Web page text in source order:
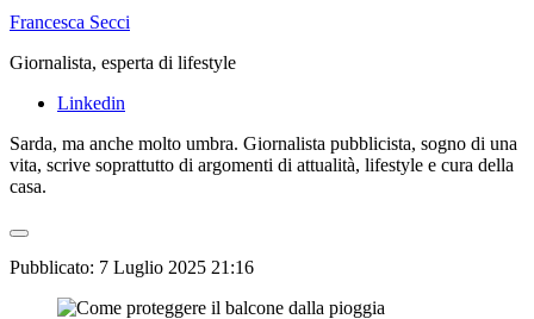
Francesca Secci
Giornalista, esperta di lifestyle
Linkedin
Sarda, ma anche molto umbra. Giornalista pubblicista, sogno di una
vita, scrive soprattutto di argomenti di attualità, lifestyle e cura della
casa.
Pubblicato: 7 Luglio 2025 21:16